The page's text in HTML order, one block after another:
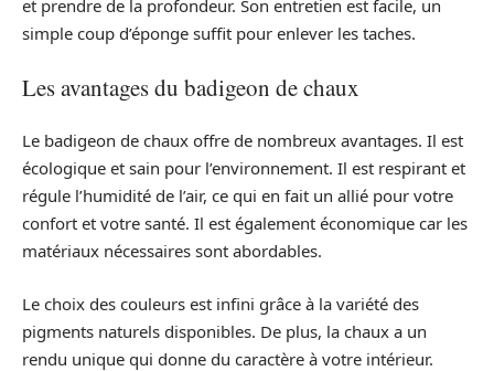
et prendre de la profondeur. Son entretien est facile, un
simple coup d’éponge suffit pour enlever les taches.
Les avantages du badigeon de chaux
Le badigeon de chaux offre de nombreux avantages. Il est
écologique et sain pour l’environnement. Il est respirant et
régule l’humidité de l’air, ce qui en fait un allié pour votre
confort et votre santé. Il est également économique car les
matériaux nécessaires sont abordables.
Le choix des couleurs est infini grâce à la variété des
pigments naturels disponibles. De plus, la chaux a un
rendu unique qui donne du caractère à votre intérieur.